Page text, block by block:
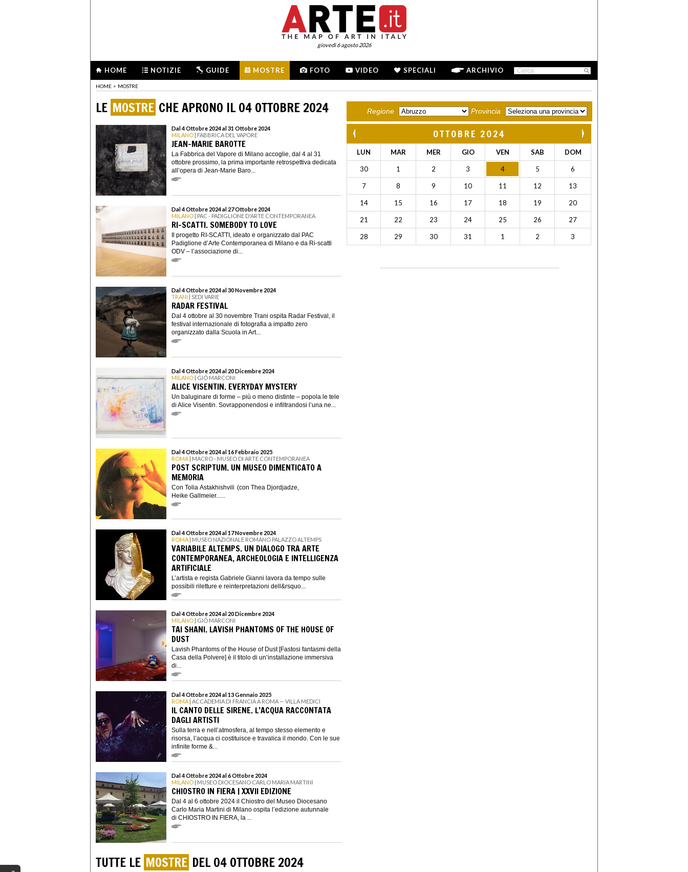
giovedì 6 agosto 2026
HOME NOTIZIE GUIDE MOSTRE FOTO VIDEO SPECIALI ARCHIVIO
HOME > MOSTRE
LE MOSTRE CHE APRONO IL 04 OTTOBRE 2024
Dal 4 Ottobre 2024 al 31 Ottobre 2024
MILANO | FABBRICA DEL VAPORE
JEAN-MARIE BAROTTE
La Fabbrica del Vapore di Milano accoglie, dal 4 al 31
ottobre prossimo, la prima importante retrospettiva dedicata
all’opera di Jean-Marie Baro...
Dal 4 Ottobre 2024 al 27 Ottobre 2024
MILANO | PAC - PADIGLIONE D'ARTE CONTEMPORANEA
RI-SCATTI. SOMEBODY TO LOVE
Il progetto RI-SCATTI, ideato e organizzato dal PAC
Padiglione d’Arte Contemporanea di Milano e da Ri-scatti
ODV – l’associazione di...
Dal 4 Ottobre 2024 al 30 Novembre 2024
TRANI | SEDI VARIE
RADAR FESTIVAL
Dal 4 ottobre al 30 novembre Trani ospita Radar Festival, il
festival internazionale di fotografia a impatto zero
organizzato dalla Scuola in Art...
Dal 4 Ottobre 2024 al 20 Dicembre 2024
MILANO | GIÓ MARCONI
ALICE VISENTIN. EVERYDAY MYSTERY
Un baluginare di forme – più o meno distinte – popola le tele
di Alice Visentin. Sovrapponendosi e infiltrandosi l’una ne...
Dal 4 Ottobre 2024 al 16 Febbraio 2025
ROMA | MACRO - MUSEO DI ARTE CONTEMPORANEA
POST SCRIPTUM. UN MUSEO DIMENTICATO A
MEMORIA
Con Tolia Astakhishvili (con Thea Djordjadze,
Heike Gallmeier......
Dal 4 Ottobre 2024 al 17 Novembre 2024
ROMA | MUSEO NAZIONALE ROMANO PALAZZO ALTEMPS
VARIABILE ALTEMPS. UN DIALOGO TRA ARTE
CONTEMPORANEA, ARCHEOLOGIA E INTELLIGENZA
ARTIFICIALE
L’artista e regista Gabriele Gianni lavora da tempo sulle
possibili riletture e reinterpretazioni dell&rsquo...
Dal 4 Ottobre 2024 al 20 Dicembre 2024
MILANO | GIÓ MARCONI
TAI SHANI. LAVISH PHANTOMS OF THE HOUSE OF
DUST
Lavish Phantoms of the House of Dust [Fastosi fantasmi della
Casa della Polvere] è il titolo di un’installazione immersiva
di...
Dal 4 Ottobre 2024 al 13 Gennaio 2025
ROMA | ACCADEMIA DI FRANCIA A ROMA — VILLA MEDICI
IL CANTO DELLE SIRENE. L’ACQUA RACCONTATA
DAGLI ARTISTI
Sulla terra e nell’atmosfera, al tempo stesso elemento e
risorsa, l’acqua ci costituisce e travalica il mondo. Con le sue
infinite forme &...
Dal 4 Ottobre 2024 al 6 Ottobre 2024
MILANO | MUSEO DIOCESANO CARLO MARIA MARTINI
CHIOSTRO IN FIERA | XXVII EDIZIONE
Dal 4 al 6 ottobre 2024 il Chiostro del Museo Diocesano
Carlo Maria Martini di Milano ospita l’edizione autunnale
di CHIOSTRO IN FIERA, la ...
TUTTE LE MOSTRE DEL 04 OTTOBRE 2024
Regione Provincia
OTTOBRE 2024
LUN MAR MER GIO VEN SAB DOM
30 1 2 3 4 5 6
7 8 9 10 11 12 13
14 15 16 17 18 19 20
21 22 23 24 25 26 27
28 29 30 31 1 2 3